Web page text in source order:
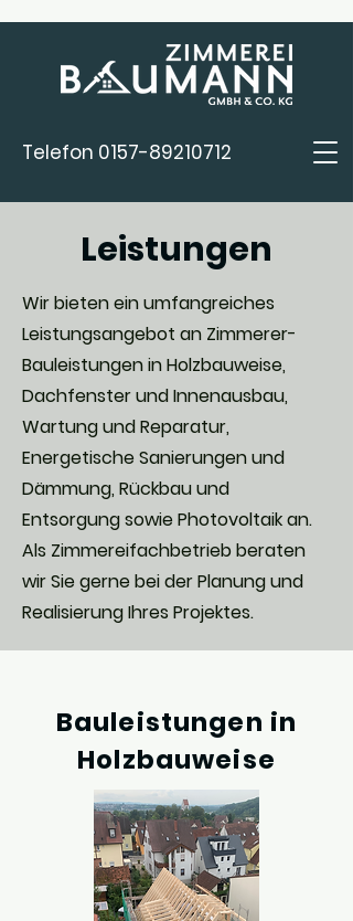
Telefon 0157-89210712
Leistungen
Wir bieten ein umfangreiches
Leistungsangebot an Zimmerer-
Bauleistungen in Holzbauweise,
Dachfenster und Innenausbau,
Wartung und Reparatur,
Energetische Sanierungen und
Dämmung, Rückbau und
Entsorgung sowie Photovoltaik an.
Als Zimmereifachbetrieb beraten
wir Sie gerne bei der Planung und
Realisierung Ihres Projektes.
Bauleistungen in
Holzbauweise